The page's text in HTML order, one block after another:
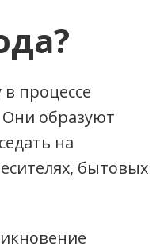
процессе
образуют
на
бытовых